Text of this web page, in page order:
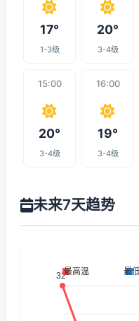
17°
1-3级
20°
3-4级
15:00
20°
3-4级
16:00
19°
3-4级
未来7天趋势